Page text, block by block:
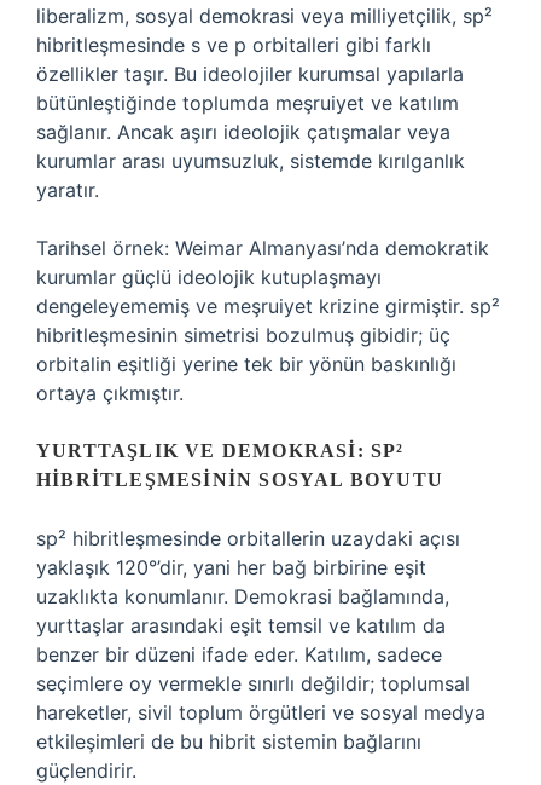
liberalizm, sosyal demokrasi veya milliyetçilik, sp²
hibritleşmesinde s ve p orbitalleri gibi farklı
özellikler taşır. Bu ideolojiler kurumsal yapılarla
bütünleştiğinde toplumda meşruiyet ve katılım
sağlanır. Ancak aşırı ideolojik çatışmalar veya
kurumlar arası uyumsuzluk, sistemde kırılganlık
yaratır.
Tarihsel örnek: Weimar Almanyası’nda demokratik
kurumlar güçlü ideolojik kutuplaşmayı
dengeleyememiş ve meşruiyet krizine girmiştir. sp²
hibritleşmesinin simetrisi bozulmuş gibidir; üç
orbitalin eşitliği yerine tek bir yönün baskınlığı
ortaya çıkmıştır.
YURTTAŞLIK VE DEMOKRASI: SP²
HIBRITLEŞMESININ SOSYAL BOYUTU
sp² hibritleşmesinde orbitallerin uzaydaki açısı
yaklaşık 120°’dir, yani her bağ birbirine eşit
uzaklıkta konumlanır. Demokrasi bağlamında,
yurttaşlar arasındaki eşit temsil ve katılım da
benzer bir düzeni ifade eder. Katılım, sadece
seçimlere oy vermekle sınırlı değildir; toplumsal
hareketler, sivil toplum örgütleri ve sosyal medya
etkileşimleri de bu hibrit sistemin bağlarını
güçlendirir.